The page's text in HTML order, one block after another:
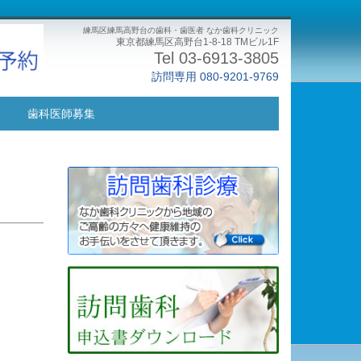
練馬区練馬高野台の歯科・歯医者 なか歯科クリニック
東京都練馬区高野台1-8-18 TMビル1F
Tel 03-6913-3805
訪問専用 080-9201-9769
歯科医師募集